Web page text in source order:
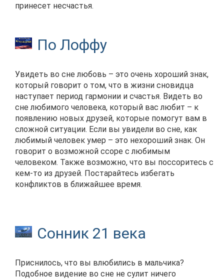
принесет несчастья.
По Лоффу
Увидеть во сне любовь – это очень хороший знак,
который говорит о том, что в жизни сновидца
наступает период гармонии и счастья. Видеть во
сне любимого человека, который вас любит – к
появлению новых друзей, которые помогут вам в
сложной ситуации. Если вы увидели во сне, как
любимый человек умер – это нехороший знак. Он
говорит о возможной ссоре с любимым
человеком. Также возможно, что вы поссоритесь с
кем-то из друзей. Постарайтесь избегать
конфликтов в ближайшее время.
Сонник 21 века
Приснилось, что вы влюбились в мальчика?
Подобное видение во сне не сулит ничего